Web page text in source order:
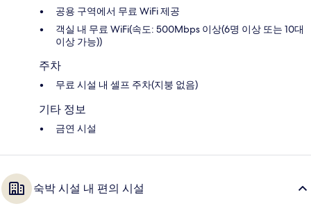
공용 구역에서 무료 WiFi 제공
객실 내 무료 WiFi(속도: 500Mbps 이상(6명 이상 또는 10대
이상 가능))
주차
무료 시설 내 셀프 주차(지붕 없음)
기타 정보
금연 시설
숙박 시설 내 편의 시설